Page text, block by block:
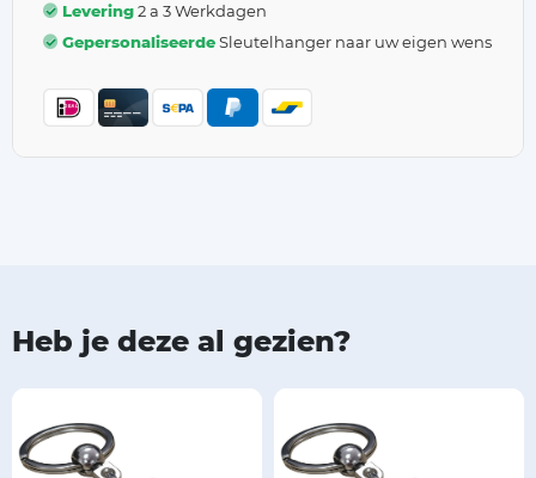
Levering2 a 3 Werkdagen
GepersonaliseerdeSleutelhanger naar uw eigen wens
Heb je deze al gezien?